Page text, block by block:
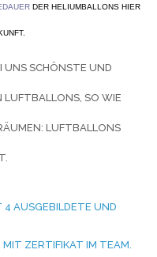
DER HELIUMBALLONS HIER
UNS SCHÖNSTE UND
LUFTBALLONS, SO WIE
LUFTBALLONS
4 AUSGEBILDETE UND
ZERTIFIKAT IM TEAM.